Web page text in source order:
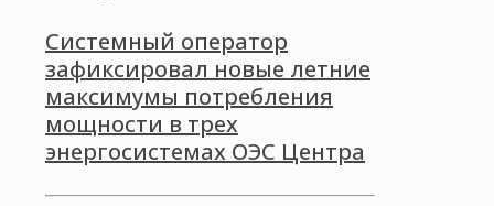
Системный оператор
зафиксировал новые летние
максимумы потребления
мощности в трех
энергосистемах ОЭС Центра